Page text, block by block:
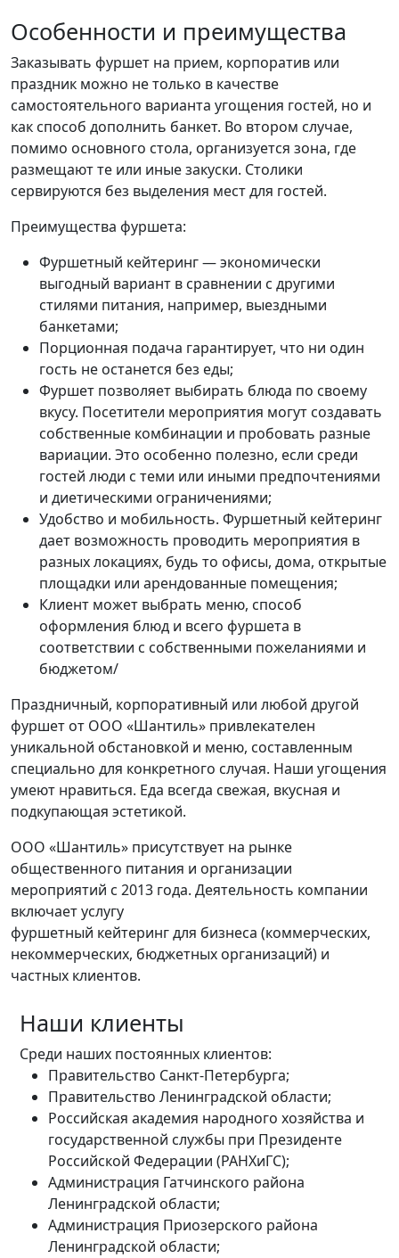
Особенности и преимущества
Заказывать фуршет на прием, корпоратив или
праздник можно не только в качестве
самостоятельного варианта угощения гостей, но и
как способ дополнить банкет. Во втором случае,
помимо основного стола, организуется зона, где
размещают те или иные закуски. Столики
сервируются без выделения мест для гостей.
Преимущества фуршета:
Фуршетный кейтеринг — экономически
выгодный вариант в сравнении с другими
стилями питания, например, выездными
банкетами;
Порционная подача гарантирует, что ни один
гость не останется без еды;
Фуршет позволяет выбирать блюда по своему
вкусу. Посетители мероприятия могут создавать
собственные комбинации и пробовать разные
вариации. Это особенно полезно, если среди
гостей люди с теми или иными предпочтениями
и диетическими ограничениями;
Удобство и мобильность. Фуршетный кейтеринг
дает возможность проводить мероприятия в
разных локациях, будь то офисы, дома, открытые
площадки или арендованные помещения;
Клиент может выбрать меню, способ
оформления блюд и всего фуршета в
соответствии с собственными пожеланиями и
бюджетом/
Праздничный, корпоративный или любой другой
фуршет от ООО «Шантиль» привлекателен
уникальной обстановкой и меню, составленным
специально для конкретного случая. Наши угощения
умеют нравиться. Еда всегда свежая, вкусная и
подкупающая эстетикой.
ООО «Шантиль» присутствует на рынке
общественного питания и организации
мероприятий с 2013 года. Деятельность компании
включает услугу
фуршетный кейтеринг для бизнеса (коммерческих,
некоммерческих, бюджетных организаций) и
частных клиентов.
Наши клиенты
Среди наших постоянных клиентов:
Правительство Санкт-Петербурга;
Правительство Ленинградской области;
Российская академия народного хозяйства и
государственной службы при Президенте
Российской Федерации (РАНХиГС);
Администрация Гатчинского района
Ленинградской области;
Администрация Приозерского района
Ленинградской области;